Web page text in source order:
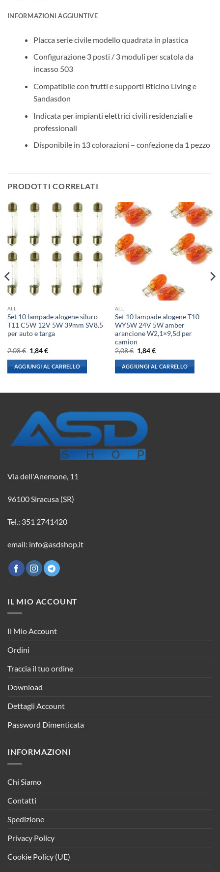
INFORMAZIONI AGGIUNTIVE
Placca serie civile modello quadrata in plastica
Configurazione 3 posti / 3 moduli per scatola da
incasso 503
Compatibile con frutti e supporti Bticino Living e
Sandasdon
Indicata per impianti elettrici civili residenziali e
professionali
Disponibile in 13 colorazioni – confezione da 1 pezzo
PRODOTTI CORRELATI
ALL
Set 10 lampade alogene siluro
T11 C5W 12V 5W 39mm SV8.5
per auto e targa
2,08€ Il
prezzo
originale
era:
2,08 €.
1,84€Il
attuale
è:
1,84 €.
AGGIUNGI AL CARRELLO
ALL
Set 10 lampade alogene T10
WY5W 24V 5W amber
arancione W2,1×9,5d per
camion
2,08€ Il
prezzo
originale
era:
2,08 €.
1,84€Il
attuale
è:
1,84 €.
AGGIUNGI AL CARRELLO
Via dell'Anemone, 11
96100 Siracusa (SR)
Tel.: 351 2741420
email: info@asdshop.it
IL MIO ACCOUNT
Il Mio Account
Ordini
Traccia il tuo ordine
Download
Dettagli Account
Password Dimenticata
INFORMAZIONI
Chi Siamo
Contatti
Spedizione
Privacy Policy
Cookie Policy (UE)